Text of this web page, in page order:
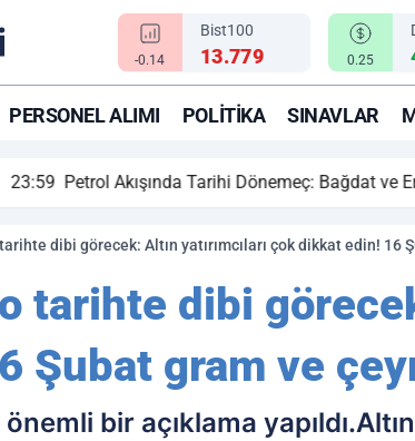
-0.14
Bist100
13.779 0.25
PERSONEL ALIMI POLITIKA SINAVLAR
Tarihi Dönemeç: Bağdat ve Erbil El Sıkıştı,
dibi görecek: Altın yatırımcıları çok dikkat edin! 16
tarihte dibi
Şubat gram ve
bir açıklama